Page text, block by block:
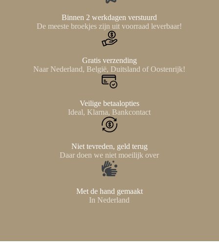
Binnen 2 werkdagen verstuurd
De meeste broekjes zijn uit voorraad leverbaar!
Gratis verzending
Naar Nederland, België, Duitsland of Oostenrijk!
Veilige betaalopties
Ideal, Klarna, Bankcontact
Niet tevreden, geld terug
Daar doen we niet moeilijk over
Met de hand gemaakt
In Nederland